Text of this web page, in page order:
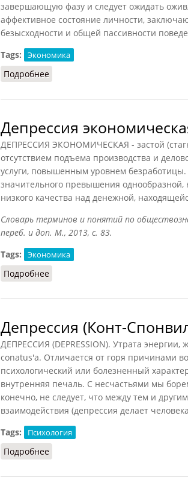
завершающую фазу и следует ожидать
аффективное состояние личности,
безысходности и общей пассивности
Tags:
Экономика
Подробнее
Депрессия
ДЕПРЕССИЯ ЭКОНОМИЧЕСКАЯ - застой
отсутствием подъема производства и
услуги, повышенным уровнем
значительного превышения
низкого качества над денежной,
Словарь терминов и понятий по
переб. и доп. М., 2013, с. 83.
Tags:
Экономика
Подробнее
Депрессия (Конт-
ДЕПРЕССИЯ (DEPRESSION). Утрата
conatus'a. Отличается от горя причинами
психологический или болезненный
внутренняя печаль. С несчастьями мы
конечно, не следует, что между тем и
взаимодействия (депрессия делает
Tags:
Психология
Подробнее